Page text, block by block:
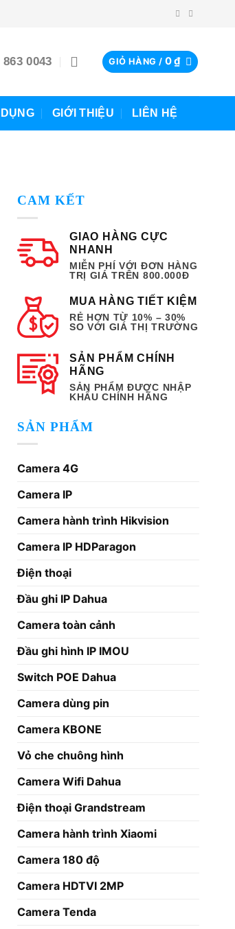
863 0043 GIỎ HÀNG / 0₫
GIỚI THIỆU LIÊN HỆ
CAM KẾT
GIAO HÀNG CỰC
NHANH
MIỄN PHÍ VỚI ĐƠN HÀNG
TRỊ GIÁ TRÊN 800.000Đ
MUA HÀNG TIẾT KIỆM
RẺ HƠN TỪ 10% – 30%
SO VỚI GIÁ THỊ TRƯỜNG
SẢN PHẨM CHÍNH
HÃNG
SẢN PHẨM ĐƯỢC NHẬP
KHẨU CHÍNH HÃNG
SẢN PHẨM
Camera 4G
Camera IP
Camera hành trình Hikvision
Camera IP HDParagon
Điện thoại
Đầu ghi IP Dahua
Camera toàn cảnh
Đầu ghi hình IP IMOU
Switch POE Dahua
Camera dùng pin
Camera KBONE
Vỏ che chuông hình
Camera Wifi Dahua
Điện thoại Grandstream
Camera hành trình Xiaomi
Camera 180 độ
Camera HDTVI 2MP
Camera Tenda